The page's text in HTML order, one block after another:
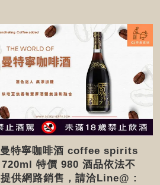
曼特寧咖啡酒 coffee spirits
720ml 特價 980 酒品依法不
提供網路銷售，請洽Line@ :